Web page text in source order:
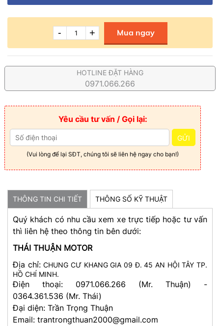
- + Mua ngay
HOTLINE ĐẶT HÀNG
0971.066.266
Yêu cầu tư vấn / Gọi lại:
GỬI
(Vui lòng để lại SĐT, chúng tôi sẽ liên hệ ngay cho bạn!)
THÔNG TIN CHI TIẾT THÔNG SỐ KỸ THUẬT
Quý khách có nhu cầu xem xe trực tiếp hoặc tư vấn
thì liên hệ theo thông tin bên dưới:
THÁI THUẬN MOTOR
Địa chỉ:CHUNG CƯ KHANG GIA 09 Đ. 45 AN HỘI TÂY TP.
HỒ CHÍ MINH.
Điện thoại: 0971.066.266 (Mr. Thuận) -
0364.361.536 (Mr. Thái)
Đại diện: Trần Trọng Thuận
Email: trantrongthuan2000@gmail.com